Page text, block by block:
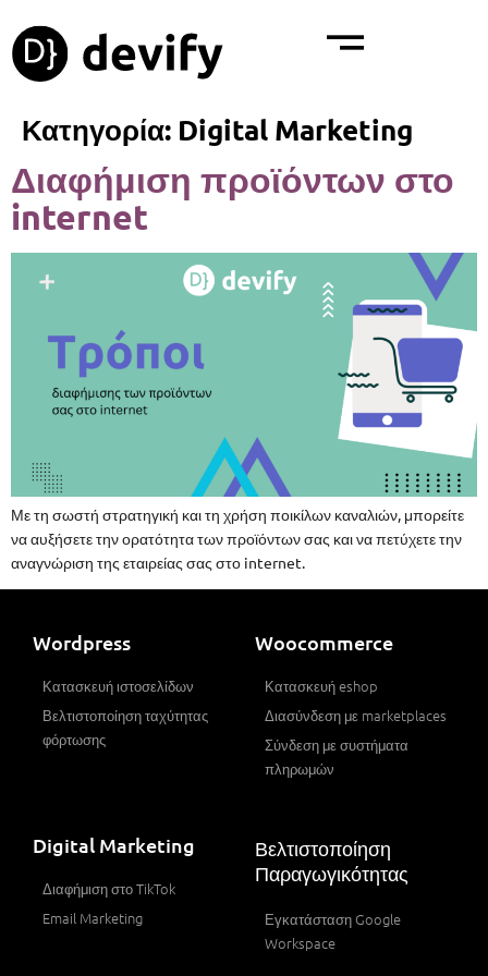
Κατηγορία: Digital Marketing
Διαφήμιση προϊόντων στο
internet
Με τη σωστή στρατηγική και τη χρήση ποικίλων καναλιών, μπορείτε
να αυξήσετε την ορατότητα των προϊόντων σας και να πετύχετε την
αναγνώριση της εταιρείας σας στο internet.
Wordpress
Κατασκευή ιστοσελίδων
Βελτιστοποίηση ταχύτητας
φόρτωσης
Woocommerce
Κατασκευή eshop
Διασύνδεση με marketplaces
Σύνδεση με συστήματα
πληρωμών
Digital Marketing
Διαφήμιση στο TikTok
Email Marketing
Βελτιστοποίηση
Παραγωγικότητας
Εγκατάσταση Google
Workspace